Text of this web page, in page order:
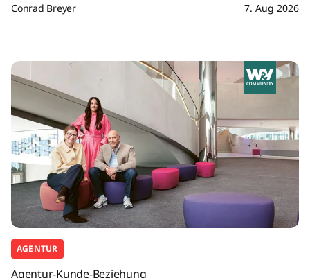
Conrad Breyer 7. Aug 2026
AGENTUR
Agentur-Kunde-Beziehung